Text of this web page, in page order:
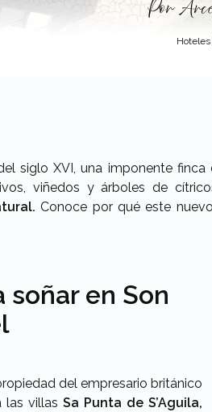
Por
Hoteles
siglo XVI, una imponente finca
viñedos y árboles de
Conoce por qué este
soñar en Son
del empresario británico
las villas Sa Punta de S’Aguila,